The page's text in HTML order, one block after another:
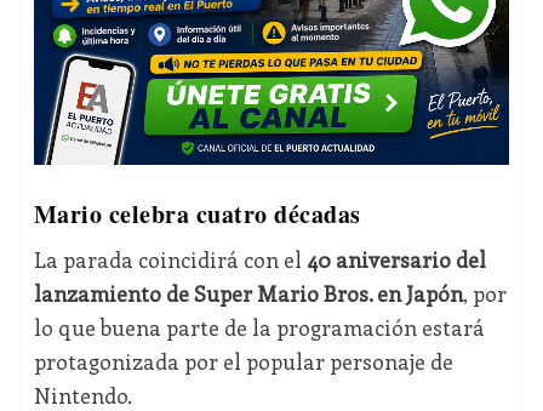
Mario celebra cuatro décadas
La parada coincidirá con el 40 aniversario del
lanzamiento de Super Mario Bros. en Japón, por
lo que buena parte de la programación estará
protagonizada por el popular personaje de
Nintendo.